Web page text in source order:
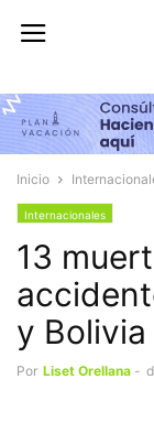
Inicio
Internacionales
13
y
Por Liset Orellana -